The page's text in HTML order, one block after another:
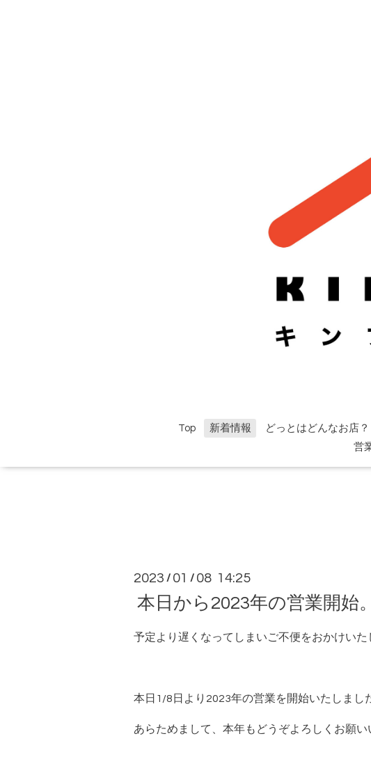
Top 新着情報 どっとはどんなお店？
営
2023 / 01 / 08 14:25
本日から2023年の営業開始。
予定より遅くなってしまいご不便をおかけい
本日1/8日より2023年の営業を開始いたしまし
あらためまして、本年もどうぞよろしくお願い